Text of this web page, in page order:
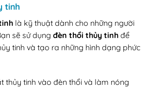
tinh
là kỹ thuật dành cho những người
sẽ sử dụng đèn thổi thủy tinh để
tinh và tạo ra những hình dạng phức
thủy tinh vào đèn thổi và làm nóng